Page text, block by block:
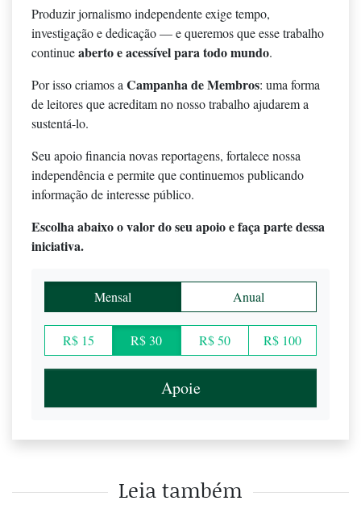
Produzir jornalismo independente exige tempo,
investigação e dedicação — e queremos que esse trabalho
continueaberto e acessível para todo mundo.
Por isso criamos a Campanha de Membros: uma forma
de leitores que acreditam no nosso trabalho ajudarem a
sustentá-lo.
Seu apoio financia novas reportagens, fortalece nossa
independência e permite que continuemos publicando
informação de interesse público.
Escolha abaixo o valor do seu apoio e faça parte dessa
iniciativa.
Mensal Anual
R$ 15 R$ 30 R$ 50 R$ 100
Apoie
Leia também